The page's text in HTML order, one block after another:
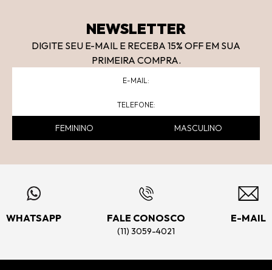
NEWSLETTER
DIGITE SEU E-MAIL E RECEBA 15% OFF EM SUA
PRIMEIRA COMPRA.
FEMININO MASCULINO
WHATSAPP FALE CONOSCO
(11) 3059-4021
E-MAIL